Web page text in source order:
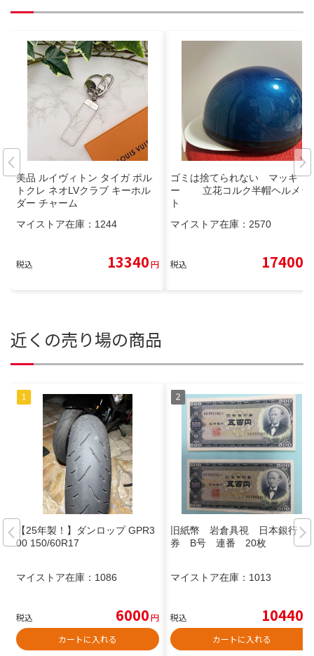
美品 ルイヴィトン タイガ ポル
トクレ ネオLVクラブ キーホル
ダー チャーム
マイストア在庫： 1244
税込 13340円
ゴミは捨てられない マッキ
ー 立花コルク半帽ヘルメッ
ト
マイストア在庫： 2570
税込 17400
近くの売り場の商品
【25年製！】ダンロップ GPR3
00 150/60R17
マイストア在庫： 1086
税込 6000円
カートに入れる
旧紙幣 岩倉具視 日本銀行
券 B号 連番 20枚
マイストア在庫： 1013
税込 10440
カートに入れる